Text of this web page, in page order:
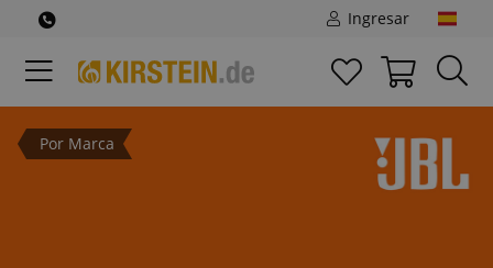
Ingresar
Por Marca